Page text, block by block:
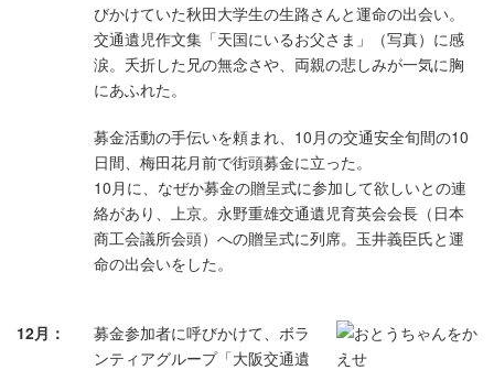
びかけていた秋田大学生の生路さんと運命の出会い。
交通遺児作文集「天国にいるお父さま」（写真）に感
涙。夭折した兄の無念さや、両親の悲しみが一気に胸
にあふれた。
募金活動の手伝いを頼まれ、10月の交通安全旬間の10
日間、梅田花月前で街頭募金に立った。
10月に、なぜか募金の贈呈式に参加して欲しいとの連
絡があり、上京。永野重雄交通遺児育英会会長（日本
商工会議所会頭）への贈呈式に列席。玉井義臣氏と運
命の出会いをした。
12月
募金参加者に呼びかけて、ボラ
ンティアグループ「大阪交通遺